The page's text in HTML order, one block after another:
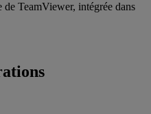
TeamViewer, intégrée dans